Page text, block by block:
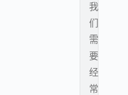
我
们
需
要
经
常